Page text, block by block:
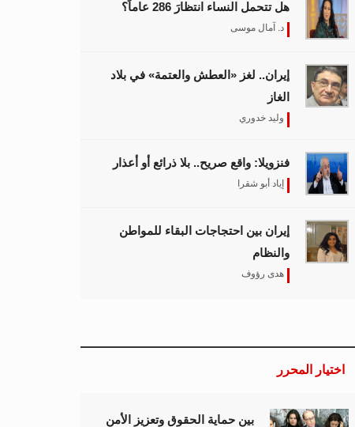
هل تتحمل النساء انتظارَ 286 عاماً؟
د. آمال موسى
إيران.. لغز «العطش والعتمة» في بلاد
الغاز
وليد خدوري
فنزويلا: واقع صريح.. بلا ذرائع أو أعذار
إياد أبو شقرا
إيران بين احتجاجات البقاء للمواطن
والنظام
هدى رؤوف
اختيار المحرر
بين حماية الحقوق وتعزيز الأمن